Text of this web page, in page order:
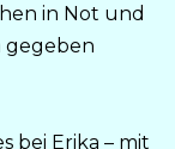
in Not und
gegeben
bei Erika – mit